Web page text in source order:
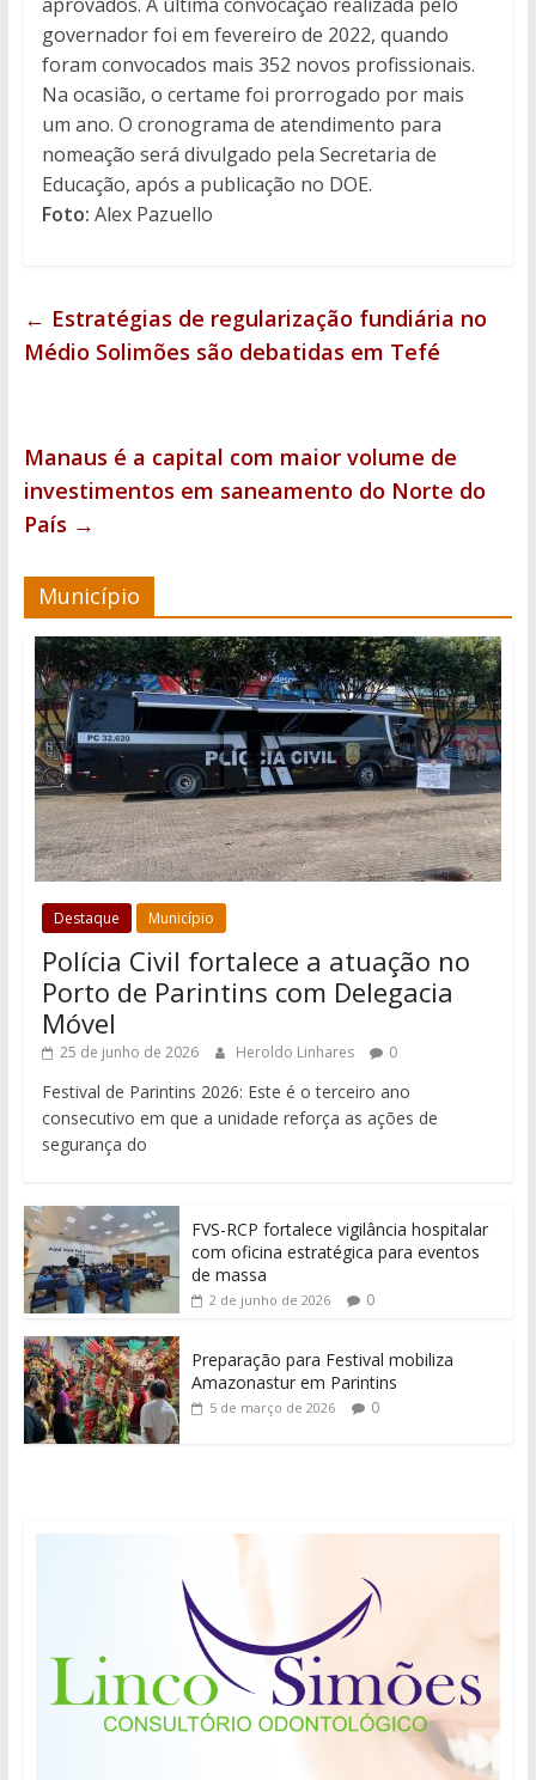
governador foi em fevereiro de 2022, quando
foram convocados mais 352 novos profissionais.
Na ocasião, o certame foi prorrogado por mais
um ano. O cronograma de atendimento para
nomeação será divulgado pela Secretaria de
Educação, após a publicação no DOE.
Foto: Alex Pazuello
← Estratégias de regularização fundiária no
Médio Solimões são debatidas em Tefé
Manaus é a capital com maior volume de
investimentos em saneamento do Norte do
País →
Município
Destaque Município
Polícia Civil fortalece a atuação no
Porto de Parintins com Delegacia
Móvel
25 de junho de 2026 Heroldo Linhares 0
Festival de Parintins 2026: Este é o terceiro ano
consecutivo em que a unidade reforça as ações de
segurança do
FVS-RCP fortalece vigilância hospitalar
com oficina estratégica para eventos
de massa
2 de junho de 2026 0
Preparação para Festival mobiliza
Amazonastur em Parintins
5 de março de 2026 0